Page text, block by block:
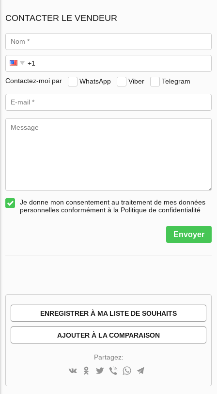
CONTACTER LE VENDEUR
Contactez-moi par WhatsApp Viber Telegram
Je donne mon consentement au traitement de mes données
personnelles conformément à la Politique de confidentialité
Envoyer
ENREGISTRER À MA LISTE DE SOUHAITS
AJOUTER À LA COMPARAISON
Partagez: